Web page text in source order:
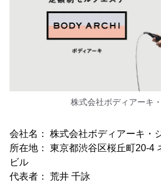
株式会社ボディアーキ
会社名： 株式会社ボディアーキ・
所在地： 東京都渋谷区桜丘町20-4
ビル
代表者： 荒井 千詠